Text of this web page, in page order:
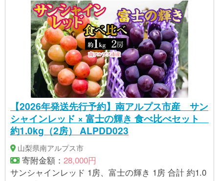
【2026年発送先行予約】南アルプス市産 サン
シャインレッド × 富士の輝き 食べ比べセット
約1.0kg（2房） ALPDD023
山梨県南アルプス市
寄附金額： 28,000円
サンシャインレッド 1房、富士の輝き 1房 合計 約1.0